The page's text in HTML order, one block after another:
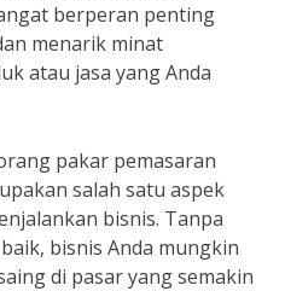
berperan penting
menarik minat
atau jasa yang Anda
pakar pemasaran
salah satu aspek
bisnis. Tanpa
bisnis Anda mungkin
di pasar yang semakin